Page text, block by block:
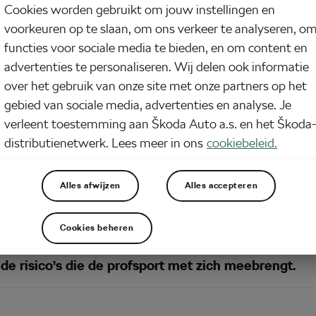
La Gazzetta dello Sport heeft Alberto
stelt dat hij nou eenmaal in de wieg is gelegd
risico’s die de profsport met zich meebrengt.
Cookies worden gebruikt om jouw instellingen en
voorkeuren op te slaan, om ons verkeer te analyseren, om
functies voor sociale media te bieden, en om content en
advertenties te personaliseren. Wij delen ook informatie
over het gebruik van onze site met onze partners op het
gebied van sociale media, advertenties en analyse. Je
verleent toestemming aan Škoda Auto a.s. en het Škoda-
distributienetwerk. Lees meer in ons cookiebeleid.
Alles afwijzen Alles accepteren
Cookies beheren